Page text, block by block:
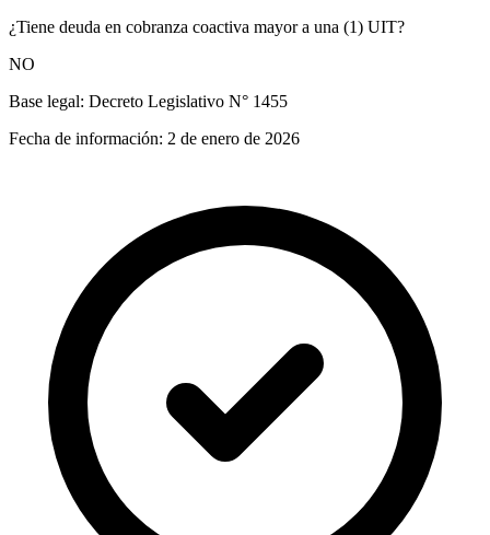
¿Tiene deuda en cobranza coactiva mayor a una (1) UIT?
NO
Base legal: Decreto Legislativo N° 1455
Fecha de información: 2 de enero de 2026